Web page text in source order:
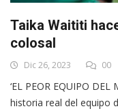
Taika Waititi
colosal
Dic 26, 2023 00
‘EL PEOR EQUIPO
historia real del equipo